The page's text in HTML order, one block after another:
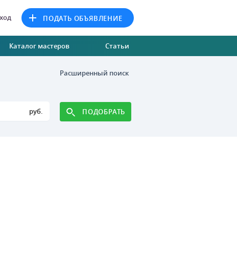
ПОДАТЬ ОБЪЯВЛЕНИЕ
Каталог мастеров Статьи
Расширенный поиск
руб. ПОДОБРАТЬ